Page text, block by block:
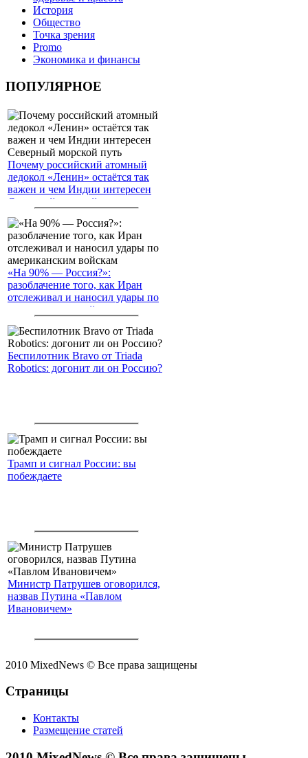
История
Общество
Точка зрения
Promo
Экономика и финансы
ПОПУЛЯРНОЕ
Почему российский атомный
ледокол «Ленин» остаётся так
важен и чем Индии интересен
Северный морской путь
«На 90% — Россия?»:
разоблачение того, как Иран
отслеживал и наносил удары по
американским войскам
Беспилотник Bravo от Triada
Robotics: догонит ли он Россию?
Трамп и сигнал России: вы
побеждаете
Министр Патрушев оговорился,
назвав Путина «Павлом
Ивановичем»
2010 MixedNews © Все права защищены
Страницы
Контакты
Размещение статей